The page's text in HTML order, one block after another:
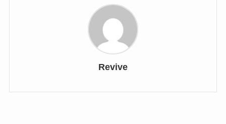
Revive